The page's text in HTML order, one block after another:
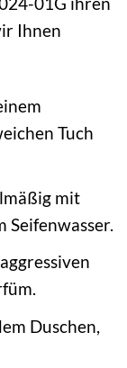
Ihnen
Tuch
mit
Seifenwasser.
Duschen,